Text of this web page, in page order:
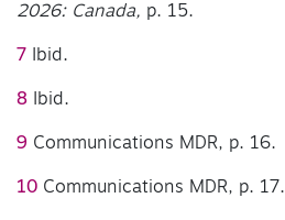
2026: Canada, p. 15.
7 Ibid.
8 Ibid.
9 Communications MDR, p. 16.
10 Communications MDR, p. 17.